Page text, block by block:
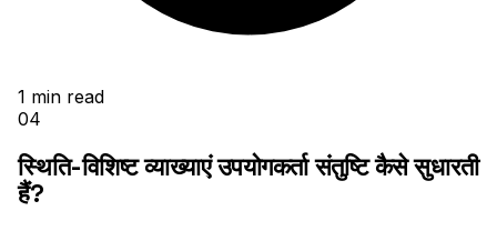
1 min read
04
स्थिति-विशिष्ट व्याख्याएं उपयोगकर्ता संतुष्टि कैसे सुधारती
हैं?